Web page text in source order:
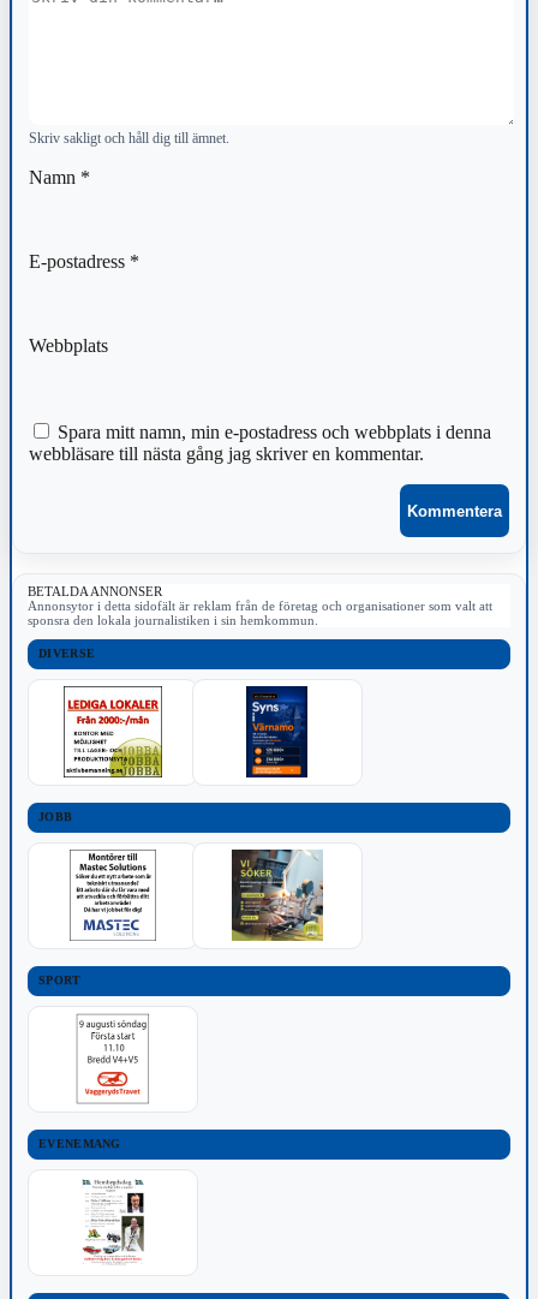
Skriv sakligt och håll dig till ämnet.
Namn *
E-postadress *
Webbplats
Spara mitt namn, min e-postadress och webbplats i denna
webbläsare till nästa gång jag skriver en kommentar.
BETALDA ANNONSER
Annonsytor i detta sidofält är reklam från de företag och organisationer som valt att
sponsra den lokala journalistiken i sin hemkommun.
DIVERSE
JOBB
SPORT
EVENEMANG